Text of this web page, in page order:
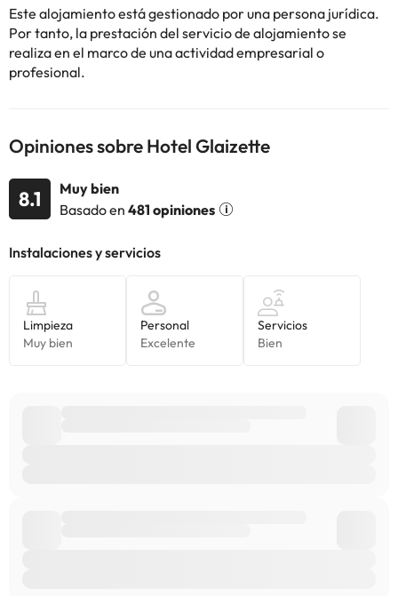
(Aeropuerto internacional de Cuneo) está a 131 km.
alojamiento. Si tienes dudas, contáctanos.
Este alojamiento está gestionado por una persona jurídica.
Por tanto, la prestación del servicio de alojamiento se
realiza en el marco de una actividad empresarial o
profesional.
Opiniones sobre Hotel Glaizette
8.1
Muy bien
Basado en 481 opiniones